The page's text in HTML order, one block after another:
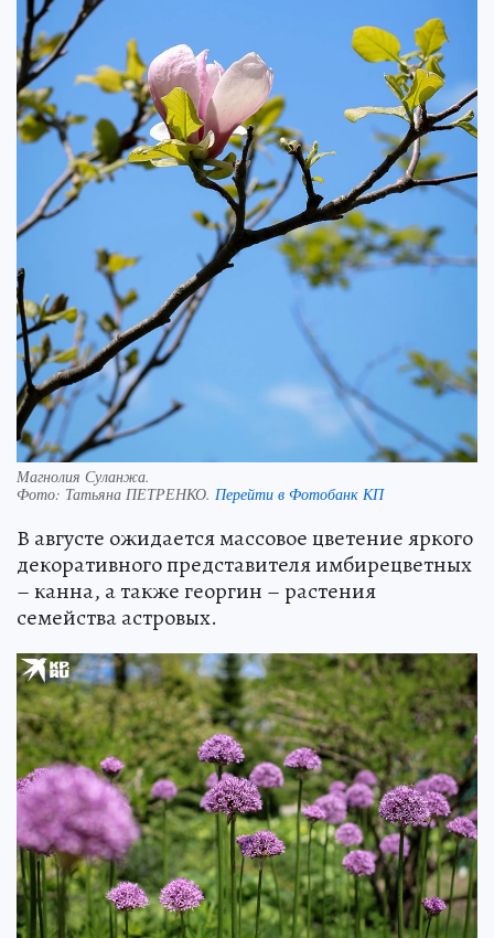
Магнолия Суланжа.
Фото: Татьяна ПЕТРЕНКО. Перейти в Фотобанк КП
В августе ожидается массовое цветение яркого
декоративного представителя имбирецветных
– канна, а также георгин – растения
семейства астровых.